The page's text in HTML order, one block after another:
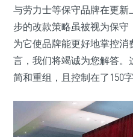
与劳力士等保守品牌在更
步的改款策略虽被视为保
为它使品牌能更好地掌控
言，我们将竭诚为您解答
简和重组，且控制在了150字